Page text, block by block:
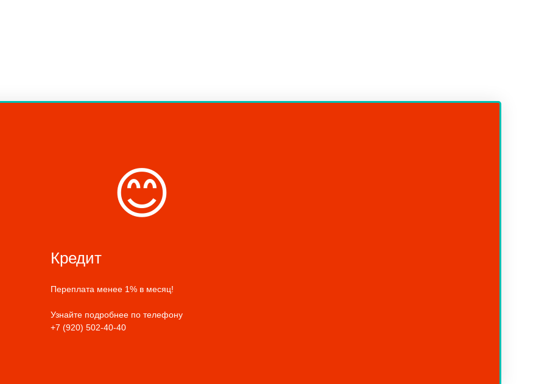
😊
Кредит
Переплата менее 1% в месяц!
Узнайте подробнее по телефону
+7 (920) 502-40-40